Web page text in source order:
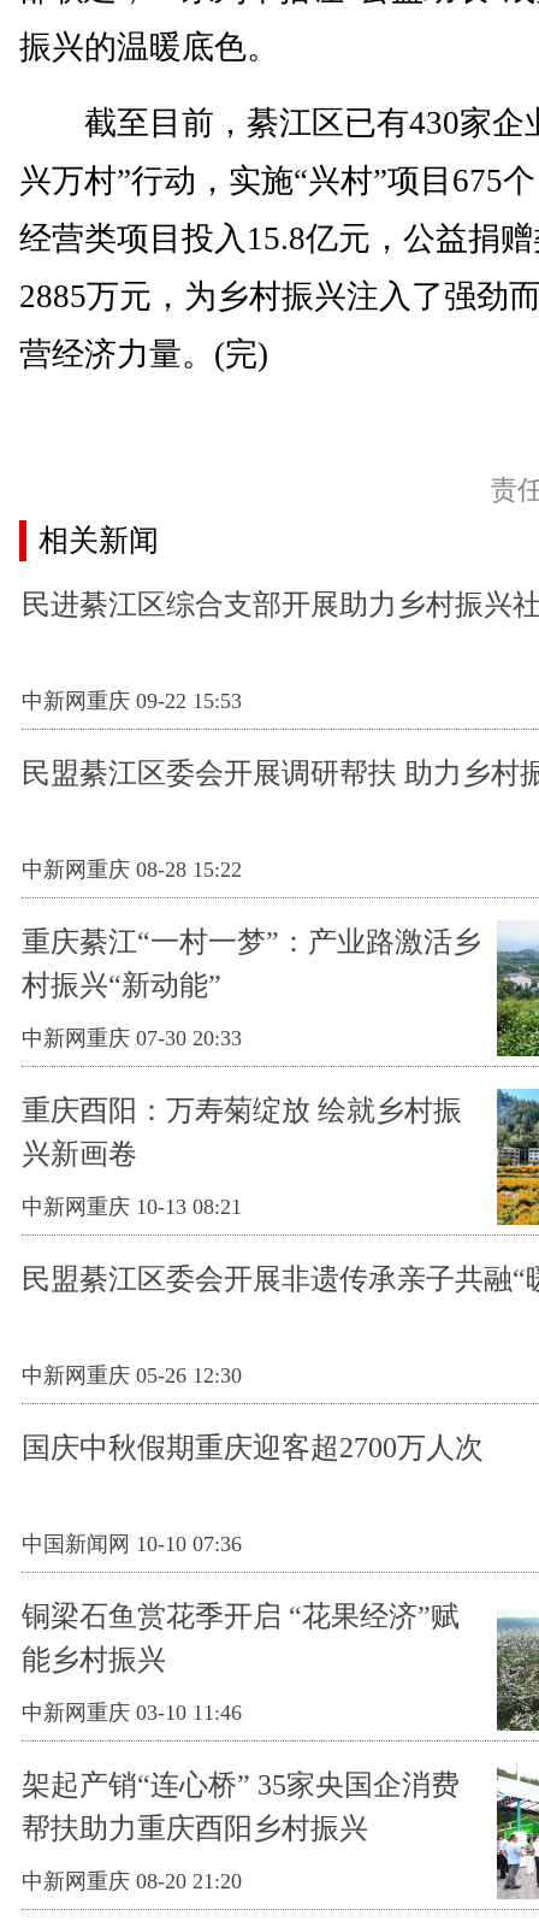
振兴的温暖底色。
截至目前，綦江区已有430家企
兴万村”行动，实施“兴村”项目675
经营类项目投入15.8亿元，公益捐
2885万元，为乡村振兴注入了强劲
营经济力量。(完)
责
相关新闻
民进綦江区综合支部开展助力乡村振兴
中新网重庆 09-22 15:53
民盟綦江区委会开展调研帮扶 助力乡村
中新网重庆 08-28 15:22
重庆綦江“一村一梦”：产业路激活乡
村振兴“新动能”
中新网重庆 07-30 20:33
重庆酉阳：万寿菊绽放 绘就乡村振
兴新画卷
中新网重庆 10-13 08:21
民盟綦江区委会开展非遗传承亲子共融“
中新网重庆 05-26 12:30
国庆中秋假期重庆迎客超2700万人次
中国新闻网 10-10 07:36
铜梁石鱼赏花季开启 “花果经济”赋
能乡村振兴
中新网重庆 03-10 11:46
架起产销“连心桥” 35家央国企消费
帮扶助力重庆酉阳乡村振兴
中新网重庆 08-20 21:20